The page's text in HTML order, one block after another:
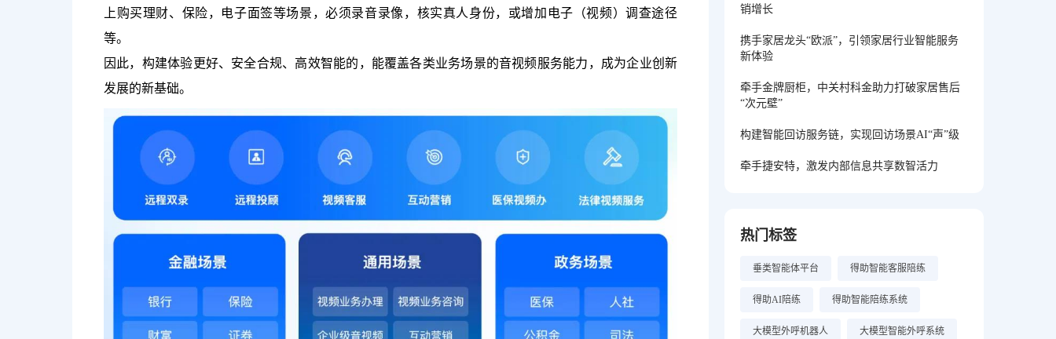
上购买理财、保险，电子面签等场景，必须录音录像，核实真人身份，或增加电子（视频）调查途径
等。
因此，构建体验更好、安全合规、高效智能的，能覆盖各类业务场景的音视频服务能力，成为企业创新
发展的新基础。
销增长
携手家居龙头“欧派”，引领家居行业智能服务
新体验
牵手金牌厨柜，中关村科金助力打破家居售后
“次元壁”
构建智能回访服务链，实现回访场景AI“声”级
牵手捷安特，激发内部信息共享数智活力
热门标签
垂类智能体平台 得助智能客服陪练
得助AI陪练 得助智能陪练系统
大模型外呼机器人 大模型智能外呼系统